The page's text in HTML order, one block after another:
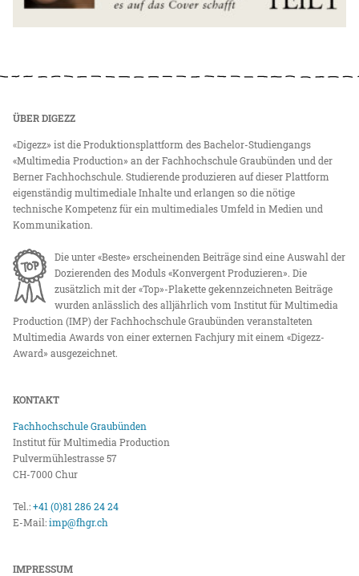
ÜBER DIGEZZ
«Digezz» ist die Produktionsplattform des Bachelor-Studiengangs
«Multimedia Production» an der Fachhochschule Graubünden und der
Berner Fachhochschule. Studierende produzieren auf dieser Plattform
eigenständig multimediale Inhalte und erlangen so die nötige
technische Kompetenz für ein multimediales Umfeld in Medien und
Kommunikation.
Die unter «Beste» erscheinenden Beiträge sind eine Auswahl der
Dozierenden des Moduls «Konvergent Produzieren». Die
zusätzlich mit der «Top»-Plakette gekennzeichneten Beiträge
wurden anlässlich des alljährlich vom Institut für Multimedia
Production (IMP) der Fachhochschule Graubünden veranstalteten
Multimedia Awards von einer externen Fachjury mit einem «Digezz-
Award» ausgezeichnet.
KONTAKT
Fachhochschule Graubünden
Institut für Multimedia Production
Pulvermühlestrasse 57
CH-7000 Chur
Tel.:+41 (0)81 286 24 24
E-Mail:imp@fhgr.ch
IMPRESSUM